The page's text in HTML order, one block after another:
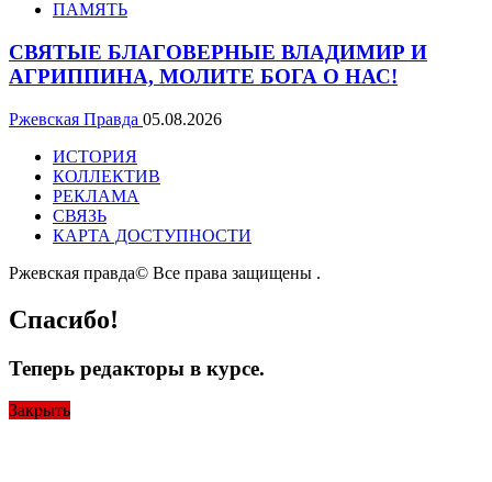
ПАМЯТЬ
СВЯТЫЕ БЛАГОВЕРНЫЕ ВЛАДИМИР И
АГРИППИНА, МОЛИТЕ БОГА О НАС!
Ржевская Правда 05.08.2026
ИСТОРИЯ
КОЛЛЕКТИВ
РЕКЛАМА
СВЯЗЬ
КАРТА ДОСТУПНОСТИ
Ржевская правда© Все права защищены .
Спасибо!
Теперь редакторы в курсе.
Закрыть